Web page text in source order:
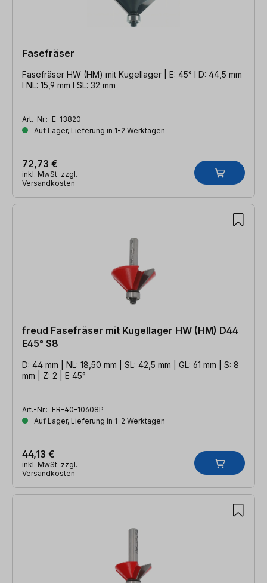
Fasefräser
Fasefräser HW (HM) mit Kugellager | E: 45° l D: 44,5 mm
l NL: 15,9 mm l SL: 32 mm
Art.-Nr.: E-13820
Auf Lager, Lieferung in 1-2 Werktagen
72,73 €
inkl. MwSt. zzgl.
Versandkosten
freud Fasefräser mit Kugellager HW (HM) D44
E45° S8
D: 44 mm | NL: 18,50 mm | SL: 42,5 mm | GL: 61 mm | S: 8
mm | Z: 2 | E 45°
Art.-Nr.: FR-40-10608P
Auf Lager, Lieferung in 1-2 Werktagen
44,13 €
inkl. MwSt. zzgl.
Versandkosten